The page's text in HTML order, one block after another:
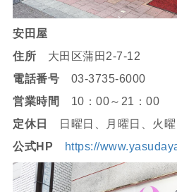
安田屋
住所 大田区蒲田2-7-12
電話番号 03-3735-6000
営業時間
10：00～21：00
定休日
日曜日、月曜日、火曜
公式HP
https://